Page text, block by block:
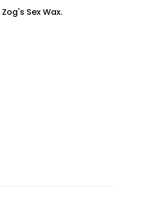
Sex Wax.